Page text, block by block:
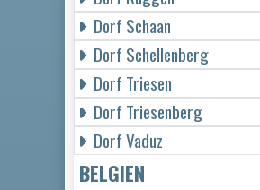
Dorf Schaan
Dorf Schellenberg
Dorf Triesen
Dorf Triesenberg
Dorf Vaduz
BELGIEN